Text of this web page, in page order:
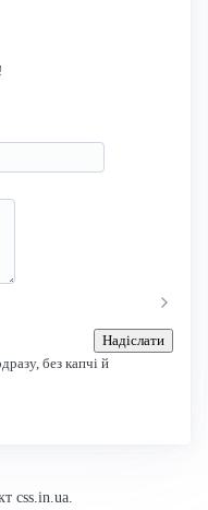
Надіслати
без капчі й
css.in.ua.